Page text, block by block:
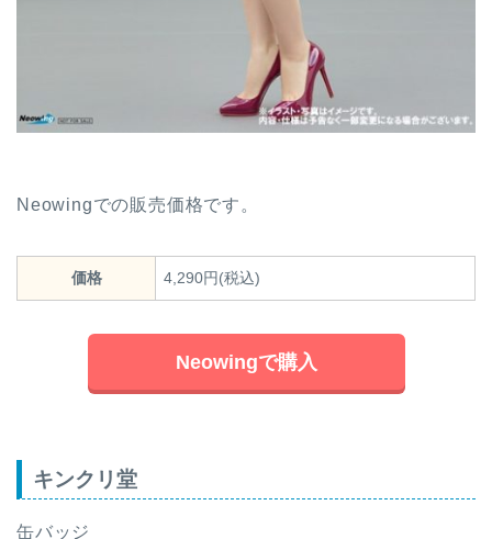
Neowingでの販売価格です。
価格 4,290円(税込)
Neowingで購入
キンクリ堂
缶バッジ